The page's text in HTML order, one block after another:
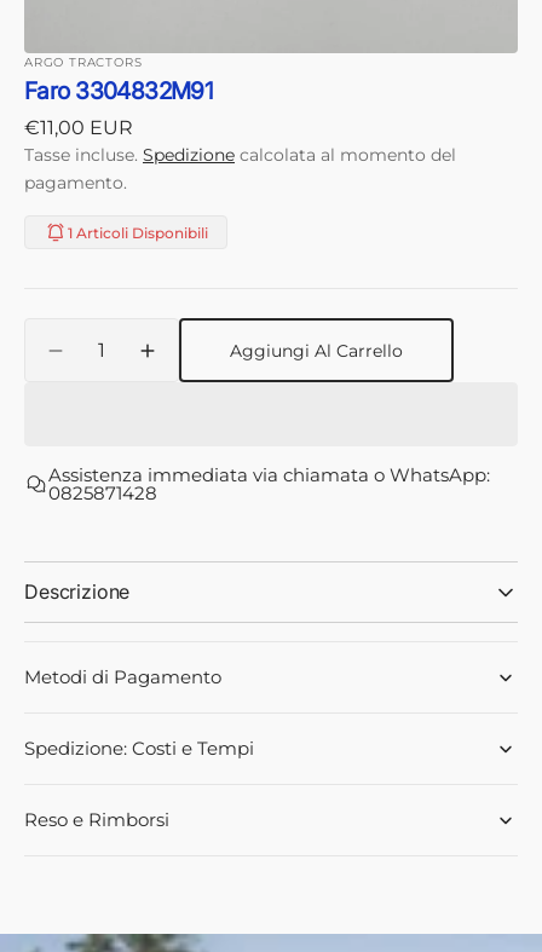
ARGO TRACTORS
Faro 3304832M91
Prezzo
di
listino
€11,00 EUR
Tasse incluse. Spedizione calcolata al momento del
pagamento.
1 Articoli Disponibili
Diminuisci
3304832M91
Aumenta
quantità
3304832M91
Aggiungi Al Carrello
Assistenza immediata via chiamata o WhatsApp:
0825871428
Descrizione
Metodi di Pagamento
Spedizione: Costi e Tempi
Reso e Rimborsi